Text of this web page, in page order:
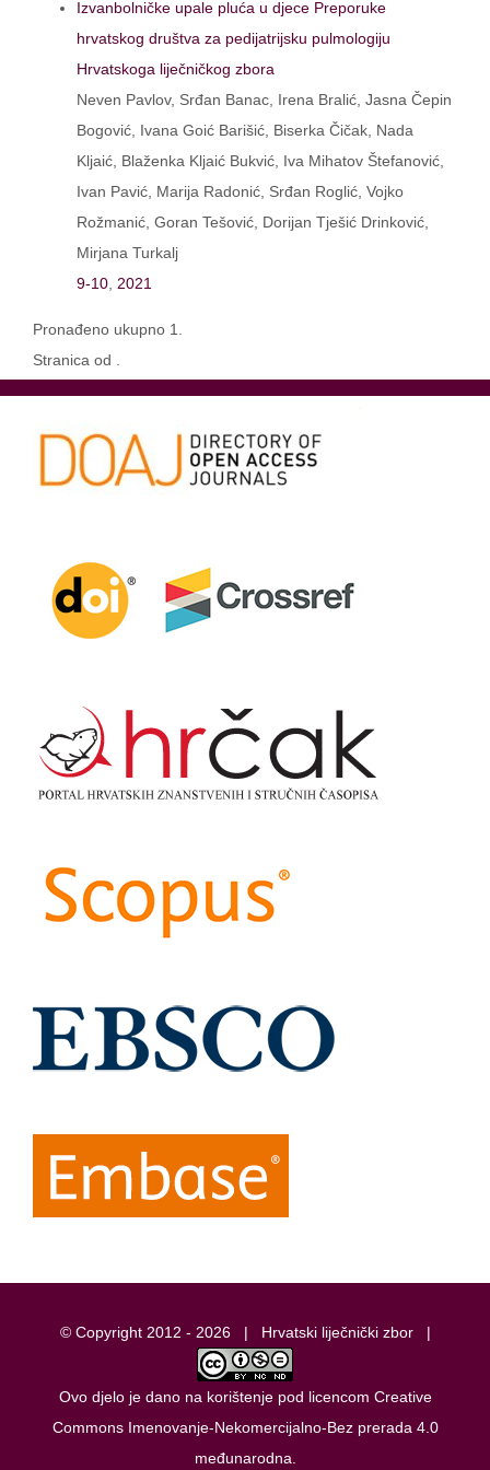
Izvanbolničke upale pluća u djece Preporuke
hrvatskog društva za pedijatrijsku pulmologiju
Hrvatskoga liječničkog zbora
Neven Pavlov, Srđan Banac, Irena Bralić, Jasna Čepin
Bogović, Ivana Goić Barišić, Biserka Čičak, Nada
Kljaić, Blaženka Kljaić Bukvić, Iva Mihatov Štefanović,
Ivan Pavić, Marija Radonić, Srđan Roglić, Vojko
Rožmanić, Goran Tešović, Dorijan Tješić Drinković,
Mirjana Turkalj
9-10 2021
Pronađeno ukupno 1.
Stranica od .
© Copyright 2012 - 2026 | Hrvatski liječnički zbor|
Ovo djelo je dano na korištenje pod licencom Creative
Commons Imenovanje-Nekomercijalno-Bez prerada 4.0
međunarodna